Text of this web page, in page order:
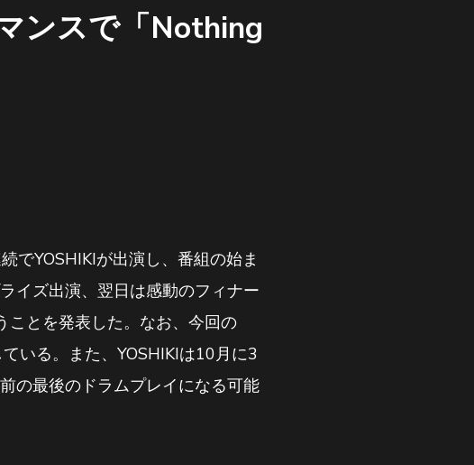
ンスで「Nothing
でYOSHIKIが出演し、番組の始ま
イズ出演、翌日は感動のフィナー
ことを発表した。なお、今回の
いる。また、YOSHIKIは10月に3
の最後のドラムプレイになる可能